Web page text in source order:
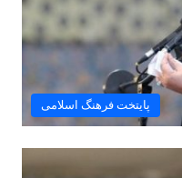
پایتخت فرهنگ اسلامی